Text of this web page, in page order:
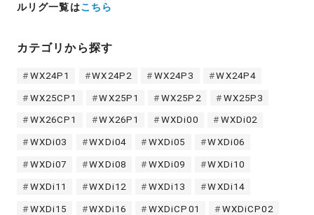
ルリグ一覧はこちら
カテゴリから探す
WX24P1 WX24P2 WX24P3 WX24P4
WX25CP1 WX25P1 WX25P2 WX25P3
WX26CP1 WX26P1 WXDi00 WXDi02
WXDi03 WXDi04 WXDi05 WXDi06
WXDi07 WXDi08 WXDi09 WXDi10
WXDi11 WXDi12 WXDi13 WXDi14
WXDi15 WXDi16 WXDiCP01 WXDiCP02